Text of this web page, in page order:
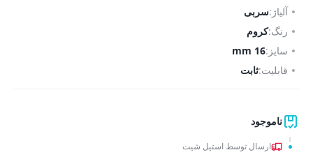
آلیاژ:سربی
رنگ:کروم
سایز:16 mm
قابلیت:ثابت
ناموجود
ارسال توسط استیل شیت